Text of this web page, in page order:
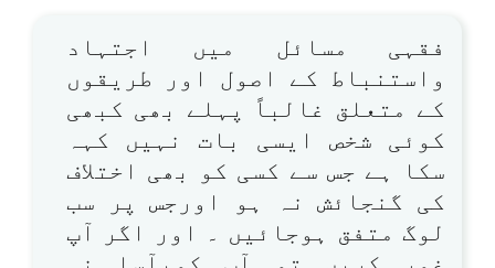
فقہی مسائل میں اجتہاد
واستنباط کے اصول اور طریقوں
کے متعلق غالباً پہلے بھی کبھی
کوئی شخص ایسی بات نہیں کہہ
سکا ہے جس سے کسی کو بھی اختلاف
کی گنجائش نہ ہو اورجس پر سب
لوگ متفق ہوجائیں ۔ اور اگر آپ